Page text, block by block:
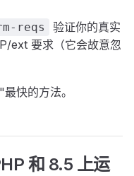
reqs
验证你的真实
ext 要求（它会故意忽
快的方法。
和 8.5 上运